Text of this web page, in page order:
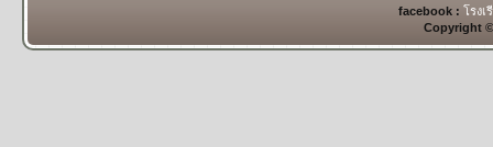
facebook : โรงเ
Copyright